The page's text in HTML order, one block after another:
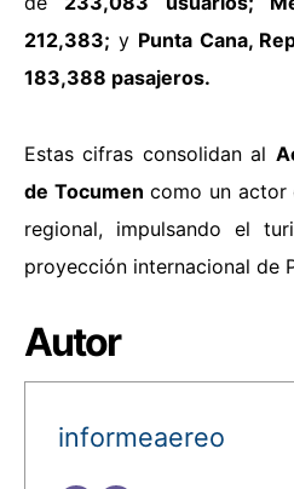
212,383; y Punta Cana,
183,388 pasajeros.
Estas cifras consolidan al
de Tocumen como un actor
regional, impulsando el
proyección internacional de
Autor
informeaereo